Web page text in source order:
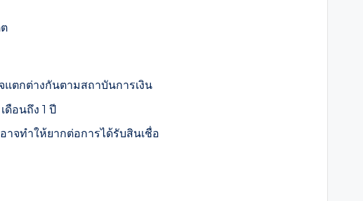
ตกต่างกันตามสถาบันการเงิน
ดือนถึง 1 ปี
จทำให้ยากต่อการได้รับสินเชื่อ